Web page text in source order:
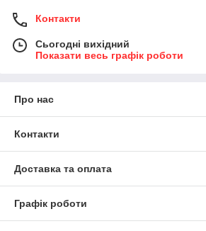
Контакти
Сьогодні вихідний
Показати весь графік роботи
Про нас
Контакти
Доставка та оплата
Графік роботи